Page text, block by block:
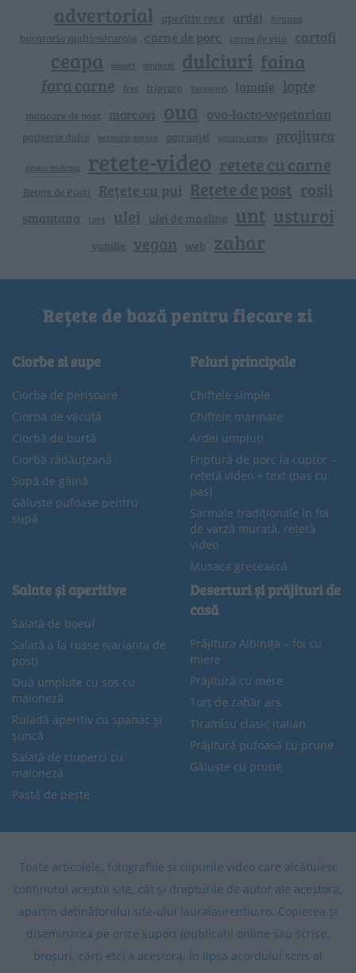
advertorial aperitiv rece ardei branza
bucataria multiculturala carne de porc carne de vita cartofi
ceapa desert dovlecei dulciuri faina
fara carne free friptura fursecuri lamaie lapte
mancare de post morcovi oua ovo-lacto-vegetarian
patiserie dulce patiserie sarata patrunjel pentru iarna prajitura
reteta italiana retete-video retete cu carne
Retete de Pasti Rețete cu pui Rețete de post rosii
smantana tort ulei ulei de masline unt usturoi
vanilie vegan web zahar
Rețete de bază pentru fiecare zi
Ciorbe si supe
Ciorba de perișoare
Ciorbă de văcuță
Ciorbă de burtă
Ciorbă rădăuțeană
Supă de găină
Găluște pufoase pentru
supă
Feluri principale
Chiftele simple
Chiftele marinate
Ardei umpluți
Friptură de porc la cuptor –
rețetă video + text (pas cu
pas)
Sarmale tradiționale în foi
de varză murată, rețetă
video
Musaca grecească
Salate și aperitive
Salată de boeuf
Salată a la russe (varianta de
post)
Ouă umplute cu sos cu
maioneză
Ruladă aperitiv cu spanac și
șuncă
Salată de ciuperci cu
maioneză
Pastă de pește
Deserturi și prăjituri de
casă
Prăjitura Albinița – foi cu
miere
Prăjitură cu mere
Tort de zahăr ars
Tiramisu clasic italian
Prăjitură pufoasă cu prune
Găluște cu prune
Toate articolele, fotografiile și clipurile video care alcătuiesc
conținutul acestui site, cât și drepturile de autor ale acestora,
aparțin deținătorului site-ului lauralaurentiu.ro. Copierea și
diseminarea pe orice suport (publicații online sau scrise,
broșuri, cărți etc) a acestora, în lipsa acordului scris al